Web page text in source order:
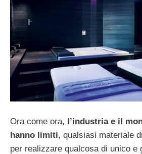
Ora come ora, l’industria e il
hanno limiti, qualsiasi materiale
per realizzare qualcosa di unico e